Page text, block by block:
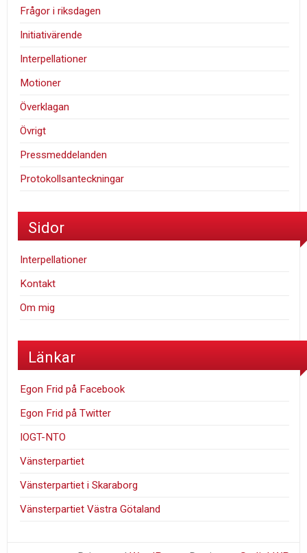
Frågor i riksdagen
Initiativärende
Interpellationer
Motioner
Överklagan
Övrigt
Pressmeddelanden
Protokollsanteckningar
Sidor
Interpellationer
Kontakt
Om mig
Länkar
Egon Frid på Facebook
Egon Frid på Twitter
IOGT-NTO
Vänsterpartiet
Vänsterpartiet i Skaraborg
Vänsterpartiet Västra Götaland